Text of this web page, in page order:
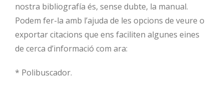
nostra bibliografía és, sense dubte, la manual.
Podem fer-la amb l’ajuda de les opcions de veure o
exportar citacions que ens faciliten algunes eines
de cerca d’informació com ara:
* Polibuscador.